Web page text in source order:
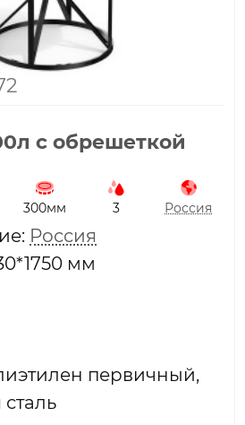
с обрешеткой
300мм 3 Россия
Россия
мм
первичный,